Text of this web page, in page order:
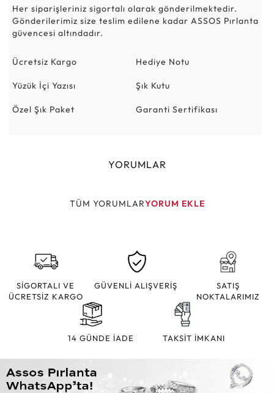
Her siparişleriniz sigortalı olarak gönderilmektedir.
Gönderilerimiz size teslim edilene kadar ASSOS Pırlanta
güvencesi altındadır.
Ücretsiz Kargo Hediye Notu
Yüzük İçi Yazısı Şık Kutu
Özel Şık Paket Garanti Sertifikası
YORUMLAR
TÜM YORUMLARYORUM EKLE
SİGORTALI VE
ÜCRETSİZ KARGO
GÜVENLİ ALIŞVERİŞ
SATIŞ
NOKTALARIMIZ
14 GÜNDE İADE TAKSİT İMKANI